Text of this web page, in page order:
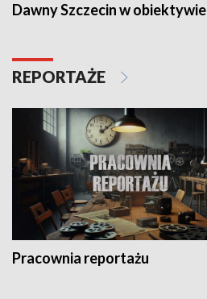
Dawny Szczecin w obiektywie
REPORTAŻE
Pracownia reportażu